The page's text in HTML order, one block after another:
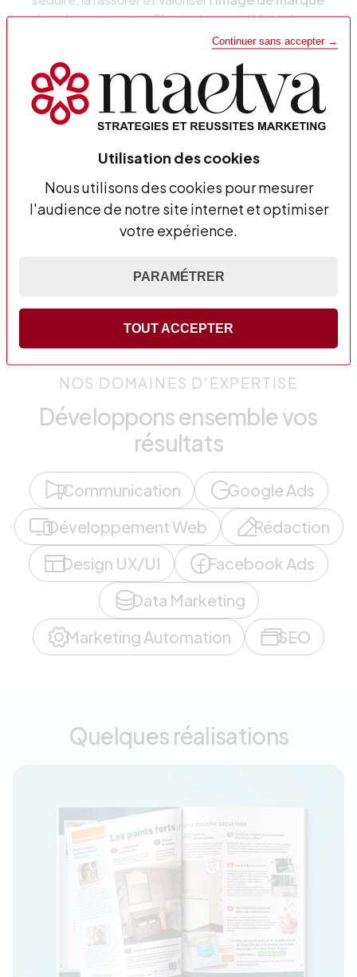
Continuer sans accepter →
Utilisation des cookies
Nous utilisons des cookies pour mesurer
l'audience de notre site internet et optimiser
votre expérience.
PARAMÉTRER
TOUT ACCEPTER
de votre entreprise. S’y ajoute ce qu’il faut de
afin d’optimiser vos
NOS DOMAINES D'EXPERTISE
Développons ensemble vos
résultats
Communication
Google Ads
Développement Web
Rédaction
Design UX/UI
Facebook Ads
Data Marketing
Marketing Automation
SEO
Quelques réalisations